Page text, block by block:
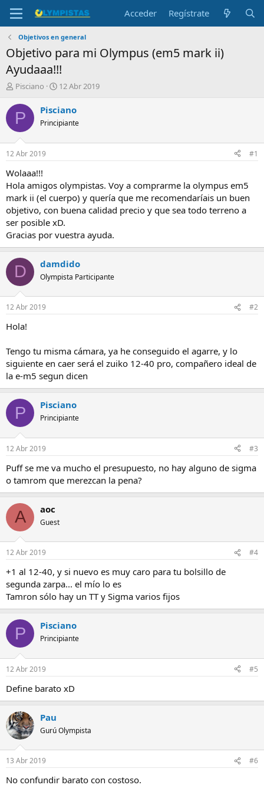
Acceder Regístrate
Objetivos en general
Objetivo para mi Olympus (em5 mark ii)
Ayudaaa!!!
I
i
c
a
d
o
r
d
e
l
t
e
m
a
Pisciano
F
c
a
i
c
i
o
12 Abr 2019
P Pisciano
Principiante
12 Abr 2019 #1
Wolaaa!!!
Hola amigos olympistas. Voy a comprarme la olympus em5
mark ii (el cuerpo) y quería que me recomendaríais un buen
objetivo, con buena calidad precio y que sea todo terreno a
ser posible xD.
Gracias por vuestra ayuda.
D damdido
Olympista Participante
12 Abr 2019 #2
Hola!
Tengo tu misma cámara, ya he conseguido el agarre, y lo
siguiente en caer será el zuiko 12-40 pro, compañero ideal de
la e-m5 segun dicen
P Pisciano
Principiante
12 Abr 2019 #3
Puff se me va mucho el presupuesto, no hay alguno de sigma
o tamrom que merezcan la pena?
A aoc
Guest
12 Abr 2019 #4
+1 al 12-40, y si nuevo es muy caro para tu bolsillo de
segunda zarpa... el mío lo es
Tamron sólo hay un TT y Sigma varios fijos
P Pisciano
Principiante
12 Abr 2019 #5
Define barato xD
Pau
Gurú Olympista
13 Abr 2019 #6
No confundir barato con costoso.